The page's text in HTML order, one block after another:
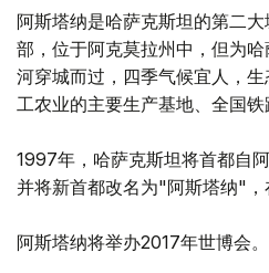
阿斯塔纳是哈萨克斯坦的第二
部，位于阿克莫拉州中，但为
河穿城而过，四季气候宜人，
工农业的主要生产基地、全国铁
1997年，哈萨克斯坦将首都自
并将新首都改名为"阿斯塔纳"，
阿斯塔纳将举办2017年世博会。